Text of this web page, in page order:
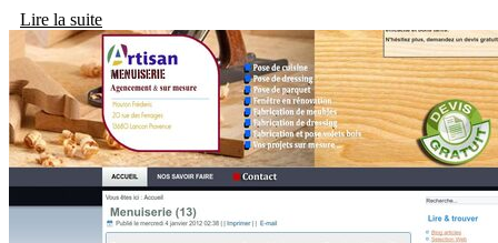
Lire la suite